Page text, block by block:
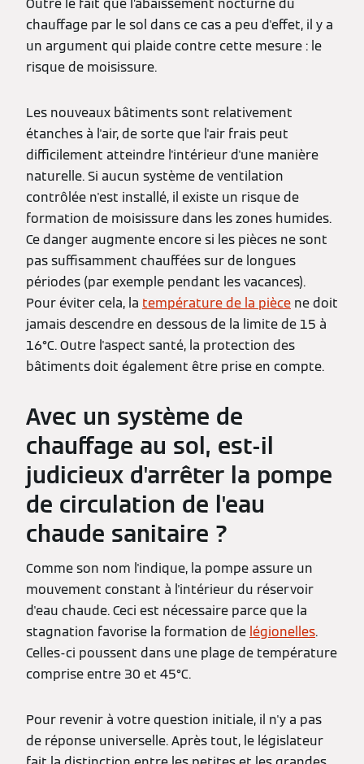
chauffage par le sol dans ce cas a peu d'effet, il y a
un argument qui plaide contre cette mesure : le
risque de moisissure.
Les nouveaux bâtiments sont relativement
étanches à l'air, de sorte que l'air frais peut
difficilement atteindre l'intérieur d'une manière
naturelle. Si aucun système de ventilation
contrôlée n'est installé, il existe un risque de
formation de moisissure dans les zones humides.
Ce danger augmente encore si les pièces ne sont
pas suffisamment chauffées sur de longues
périodes (par exemple pendant les vacances).
Pour éviter cela, la température de la pièce ne doit
jamais descendre en dessous de la limite de 15 à
16°C. Outre l'aspect santé, la protection des
bâtiments doit également être prise en compte.
Avec un système de
chauffage au sol, est-il
judicieux d'arrêter la pompe
de circulation de l'eau
chaude sanitaire ?
Comme son nom l'indique, la pompe assure un
mouvement constant à l'intérieur du réservoir
d'eau chaude. Ceci est nécessaire parce que la
stagnation favorise la formation de légionelles.
Celles-ci poussent dans une plage de température
comprise entre 30 et 45°C.
Pour revenir à votre question initiale, il n'y a pas
de réponse universelle. Après tout, le législateur